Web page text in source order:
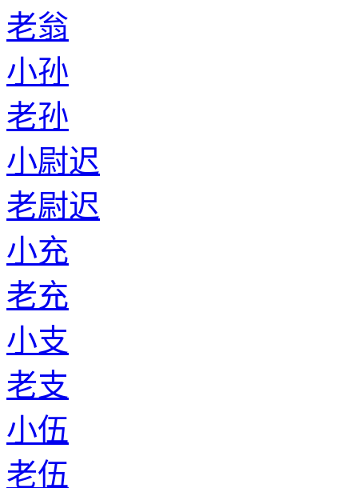
老翁
小孙
老孙
小尉迟
老尉迟
小充
老充
小支
老支
小伍
老伍